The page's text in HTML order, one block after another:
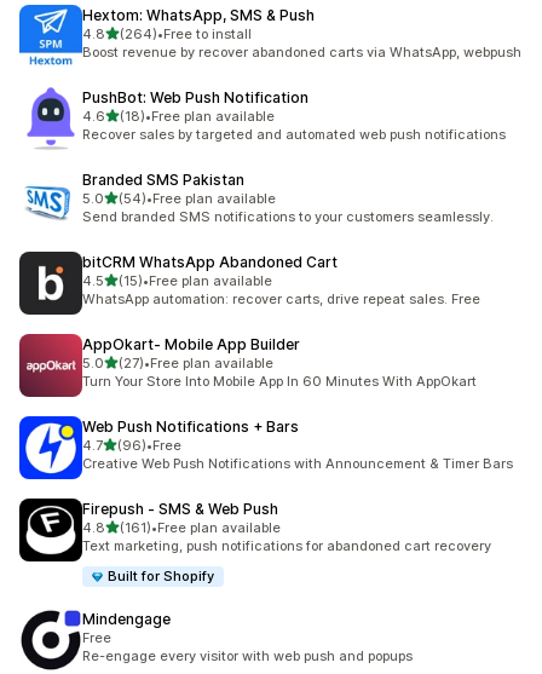
Hextom: WhatsApp, SMS & Push
4.8滿分 5 顆星
(264)
共有 264 則評價
•Free to install
Boost revenue by recover abandoned carts via WhatsApp, webpush
PushBot: Web Push Notification
4.6滿分 5 顆星
(18)
共有 18 則評價
•Free plan available
Recover sales by targeted and automated web push notifications
Branded SMS Pakistan
5.0滿分 5 顆星
(54)
共有 54 則評價
•Free plan available
Send branded SMS notifications to your customers seamlessly.
bitCRM WhatsApp Abandoned Cart
4.5滿分 5 顆星
(15)
共有 15 則評價
•Free plan available
WhatsApp automation: recover carts, drive repeat sales. Free
AppOkart‑ Mobile App Builder
5.0滿分 5 顆星
(27)
共有 27 則評價
•Free plan available
Turn Your Store Into Mobile App In 60 Minutes With AppOkart
Web Push Notifications + Bars
4.7滿分 5 顆星
(96)
共有 96 則評價
•Free
Creative Web Push Notifications with Announcement & Timer Bars
Firepush ‑ SMS & Web Push
4.8滿分 5 顆星
(161)
共有 161 則評價
•Free plan available
Text marketing, push notifications for abandoned cart recovery
Built for Shopify
Mindengage
Free
Re-engage every visitor with web push and popups